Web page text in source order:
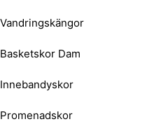
Vandringskängor
Basketskor Dam
Innebandyskor
Promenadskor